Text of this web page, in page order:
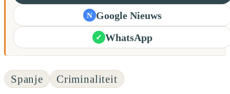
N Google Nieuws
✓ WhatsApp
Spanje Criminaliteit